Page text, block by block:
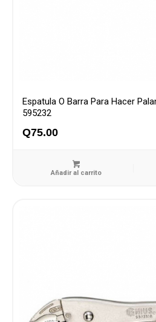
Espatula O Barra Para Hacer
595232
Q75.00
Añadir al carrito